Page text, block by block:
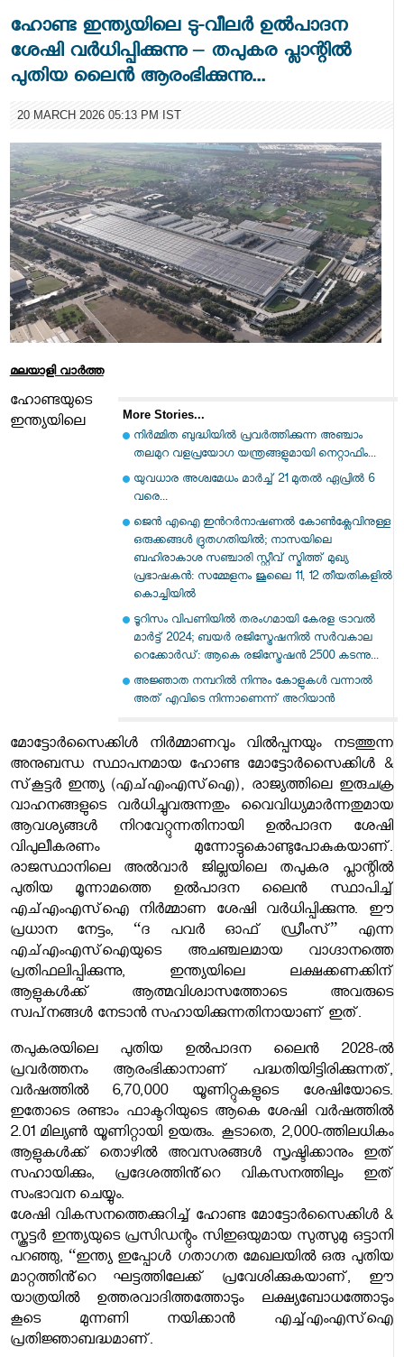
ഹോണ്ട ഇന്ത്യയിലെ ടു-വീലർ ഉൽപാദന
ശേഷി വർധിപ്പിക്കുന്നു – തപുകര പ്ലാന്റിൽ
പുതിയ ലൈൻ ആരംഭിക്കുന്നു...
20 MARCH 2026 05:13 PM IST
മലയാളി വാര്‍ത്ത
More Stories...
നിർമ്മിത ബുദ്ധിയിൽ പ്രവർത്തിക്കുന്ന അഞ്ചാം
തലമുറ വളപ്രയോഗ യന്ത്രങ്ങളുമായി നെറ്റാഫിം...
യുവധാര അശ്വമേധം മാർച്ച് 21 മുതൽ ഏപ്രിൽ 6
വരെ...
ജെന്‍ എഐ ഇന്‍റര്‍നാഷണല്‍ കോണ്‍ക്ലേവിനുള്ള
ഒരുക്കങ്ങള്‍ ദ്രുതഗതിയില്‍; നാസയിലെ
ബഹിരാകാശ സഞ്ചാരി സ്റ്റീവ് സ്മിത്ത് മുഖ്യ
പ്രഭാഷകന്‍: സമ്മേളനം ജൂലൈ 11, 12 തീയതികളില്‍
കൊച്ചിയില്‍
ടൂറിസം വിപണിയില്‍ തരംഗമായി കേരള ട്രാവല്‍
മാര്‍ട്ട് 2024; ബയര്‍ രജിസ്ട്രേഷനില്‍ സര്‍വകാല
റെക്കോര്‍ഡ്: ആകെ രജിസ്ട്രേഷന്‍ 2500 കടന്നു...
അജ്ഞാത നമ്പറില്‍ നിന്നും കോളുകള്‍ വന്നാല്‍
അത് എവിടെ നിന്നാണെന്ന് അറിയാന്‍
ഹോണ്ടയുടെ
ഇന്ത്യയിലെ
മോട്ടോർസൈക്കിൾ നിർമ്മാണവും വിൽപ്പനയും നടത്തുന്ന
അനുബന്ധ സ്ഥാപനമായ ഹോണ്ട മോട്ടോർസൈക്കിൾ &
സ്‌കൂട്ടർ ഇന്ത്യ (എച്എംഎസ്‌ഐ), രാജ്യത്തിലെ ഇരുചക്ര
വാഹനങ്ങളുടെ വർധിച്ചുവരുന്നതും വൈവിധ്യമാർന്നതുമായ
ആവശ്യങ്ങൾ നിറവേറ്റുന്നതിനായി ഉൽപാദന ശേഷി
വിപുലീകരണം മുന്നോട്ടുകൊണ്ടുപോകുകയാണ്.
രാജസ്ഥാനിലെ അൽവാർ ജില്ലയിലെ തപുകര പ്ലാന്റിൽ
പുതിയ മൂന്നാമത്തെ ഉൽപാദന ലൈൻ സ്ഥാപിച്ച്
എച്എംഎസ്‌ഐ നിർമ്മാണ ശേഷി വർധിപ്പിക്കുന്നു. ഈ
പ്രധാന നേട്ടം, “ദ പവർ ഓഫ് ഡ്രീംസ്” എന്ന
എച്എംഎസ്‌ഐയുടെ അചഞ്ചലമായ വാഗ്ദാനത്തെ
പ്രതിഫലിപ്പിക്കുന്നു, ഇന്ത്യയിലെ ലക്ഷക്കണക്കിന്
ആളുകൾക്ക് ആത്മവിശ്വാസത്തോടെ അവരുടെ
സ്വപ്‌നങ്ങൾ നേടാൻ സഹായിക്കുന്നതിനായാണ് ഇത്.
തപുകരയിലെ പുതിയ ഉൽപാദന ലൈൻ 2028-ൽ
പ്രവർത്തനം ആരംഭിക്കാനാണ് പദ്ധതിയിട്ടിരിക്കുന്നത്,
വർഷത്തിൽ 6,70,000 യൂണിറ്റുകളുടെ ശേഷിയോടെ.
ഇതോടെ രണ്ടാം ഫാക്ടറിയുടെ ആകെ ശേഷി വർഷത്തിൽ
2.01 മില്യൺ യൂണിറ്റായി ഉയരും. കൂടാതെ, 2,000-ത്തിലധികം
ആളുകൾക്ക് തൊഴിൽ അവസരങ്ങൾ സൃഷ്ടിക്കാനും ഇത്
സഹായിക്കും, പ്രദേശത്തിൻ്റെ വികസനത്തിലും ഇത്
സംഭാവന ചെയ്യും.
ശേഷി വികസനത്തെക്കുറിച്ച് ഹോണ്ട മോട്ടോർസൈക്കിൾ &
സ്കൂട്ടർ ഇന്ത്യയുടെ പ്രസിഡന്റും സിഇഒയുമായ സുത്സുമു ഒട്ടാനി
പറഞ്ഞു, “ഇന്ത്യ ഇപ്പോൾ ഗതാഗത മേഖലയിൽ ഒരു പുതിയ
മാറ്റത്തിൻ്റെ ഘട്ടത്തിലേക്ക് പ്രവേശിക്കുകയാണ്, ഈ
യാത്രയിൽ ഉത്തരവാദിത്തത്തോടും ലക്ഷ്യബോധത്തോടും
കൂടെ മുന്നണി നയിക്കാൻ എച്ച്എംഎസ്‌ഐ
പ്രതിജ്ഞാബദ്ധമാണ്.